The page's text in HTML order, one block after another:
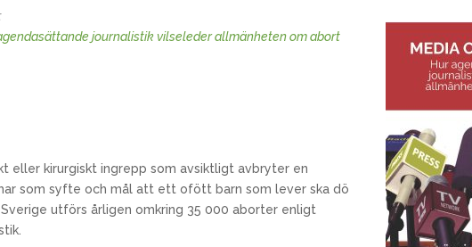
journalistik vilseleder allmänheten om abort
eller kirurgiskt ingrepp som avsiktligt avbryter en
som syfte och mål att ett ofött barn som lever ska dö
utförs årligen omkring 35 000 aborter enligt